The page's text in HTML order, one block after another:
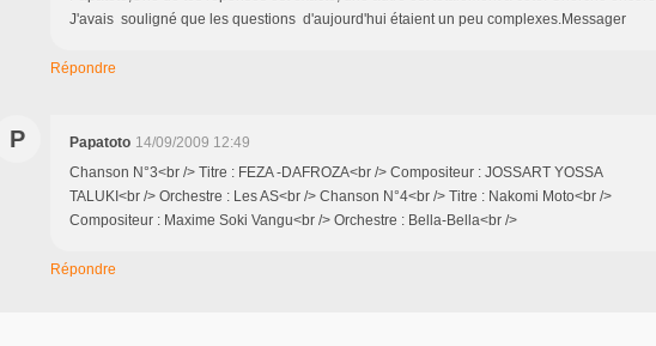
J'avais souligné que les questions d'aujourd'hui étaient un peu complexes.Messager
Répondre
P Papatoto 14/09/2009 12:49
Chanson N°3<br /> Titre : FEZA -DAFROZA<br /> Compositeur : JOSSART YOSSA
TALUKI<br /> Orchestre : Les AS<br /> Chanson N°4<br /> Titre : Nakomi Moto<br />
Compositeur : Maxime Soki Vangu<br /> Orchestre : Bella-Bella<br />
Répondre